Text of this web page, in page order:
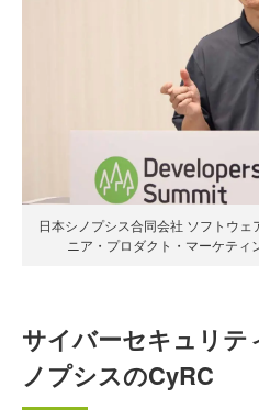
日本シノプシス合同会社 ソフトウ
ニア・プロダクト・マーケティ
サイバーセキュリテ
ノプシスのCyRC